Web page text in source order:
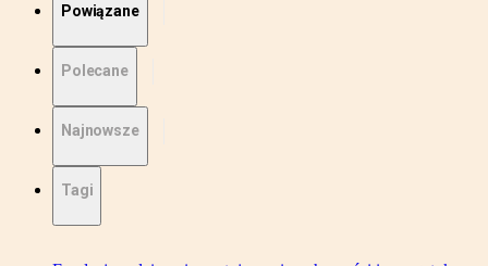
Powiązane
Polecane
Najnowsze
Tagi